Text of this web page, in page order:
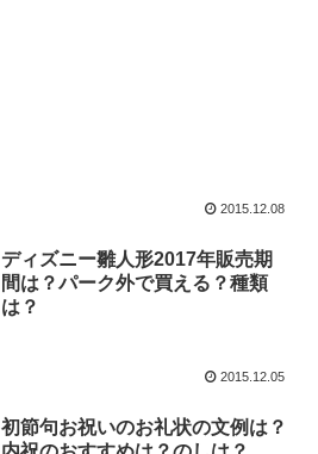
2015.12.08
ディズニー雛人形2017年販売期
間は？パーク外で買える？種類
は？
2015.12.05
初節句お祝いのお礼状の文例は？